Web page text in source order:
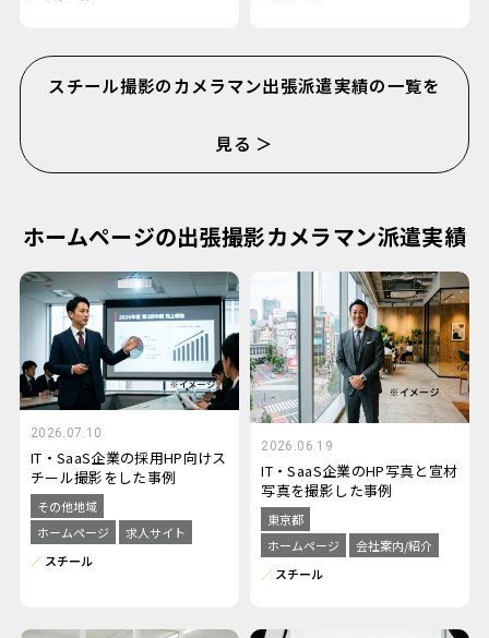
スチール撮影のカメラマン出張派遣実績の一覧を
見る ＞
ホームページの出張撮影カメラマン派遣実績
2026.07.10
IT・SaaS企業の採用HP向けス
チール撮影をした事例
その他地域
ホームページ
求人サイト
スチール
2026.06.19
IT・SaaS企業のHP写真と宣材
写真を撮影した事例
東京都
ホームページ
会社案内/紹介
スチール